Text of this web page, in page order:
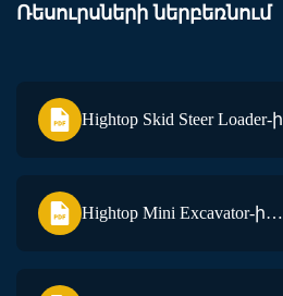
Ռեսուրսների ներբեռնում
Hightop Skid Steer Loader-ի
Hightop Mini Excavator-ի